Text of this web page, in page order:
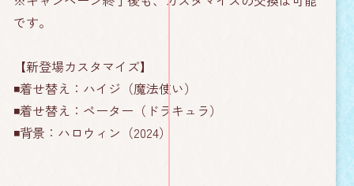
です。
【新登場カスタマイズ】
◾️着せ替え：ハイジ（魔法使い）
◾️着せ替え：ペーター（ドラキュラ）
◾️背景：ハロウィン（2024）